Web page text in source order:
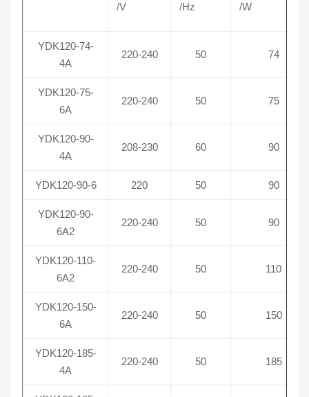
/V /Hz /W
YDK120-74-
4A
220-240 50 74
YDK120-75-
6A
220-240 50 75
YDK120-90-
4A
208-230 60 90
YDK120-90-6 220 50 90
YDK120-90-
6A2
220-240 50 90
YDK120-110-
6A2
220-240 50 110
YDK120-150-
6A
220-240 50 150
YDK120-185-
4A
220-240 50 185